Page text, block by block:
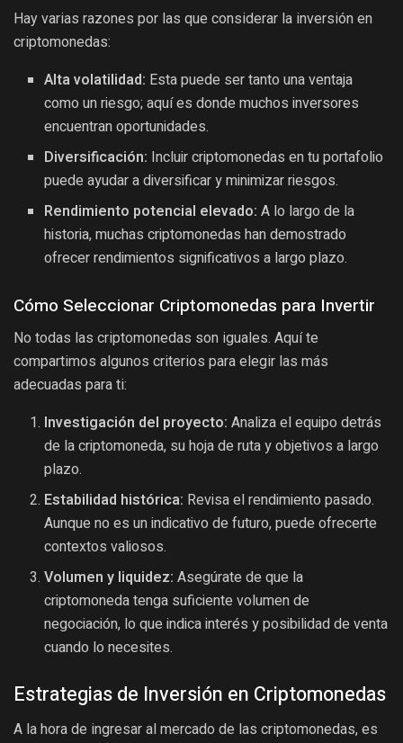
Hay varias razones por las que considerar la inversión en
criptomonedas:
Alta volatilidad: Esta puede ser tanto una ventaja
como un riesgo; aquí es donde muchos inversores
encuentran oportunidades.
Diversificación: Incluir criptomonedas en tu portafolio
puede ayudar a diversificar y minimizar riesgos.
Rendimiento potencial elevado: A lo largo de la
historia, muchas criptomonedas han demostrado
ofrecer rendimientos significativos a largo plazo.
Cómo Seleccionar Criptomonedas para Invertir
No todas las criptomonedas son iguales. Aquí te
compartimos algunos criterios para elegir las más
adecuadas para ti:
Investigación del proyecto: Analiza el equipo detrás
de la criptomoneda, su hoja de ruta y objetivos a largo
plazo.
Estabilidad histórica: Revisa el rendimiento pasado.
Aunque no es un indicativo de futuro, puede ofrecerte
contextos valiosos.
Volumen y liquidez: Asegúrate de que la
criptomoneda tenga suficiente volumen de
negociación, lo que indica interés y posibilidad de venta
cuando lo necesites.
Estrategias de Inversión en Criptomonedas
A la hora de ingresar al mercado de las criptomonedas, es